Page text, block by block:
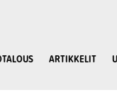
ARTIKKELIT